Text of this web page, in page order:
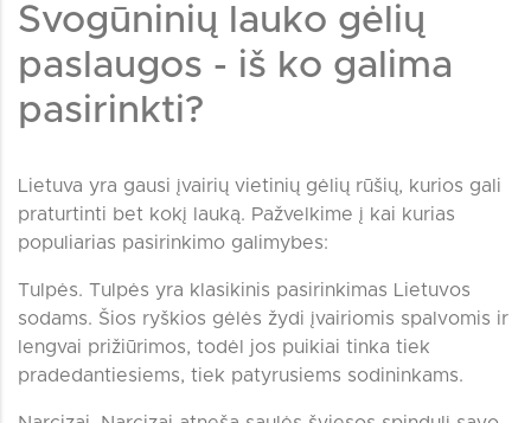
Svogūninių lauko gėlių
paslaugos - iš ko galima
pasirinkti?
Lietuva yra gausi įvairių vietinių gėlių rūšių, kurios gali
praturtinti bet kokį lauką. Pažvelkime į kai kurias
populiarias pasirinkimo galimybes:
Tulpės. Tulpės yra klasikinis pasirinkimas Lietuvos
sodams. Šios ryškios gėlės žydi įvairiomis spalvomis ir
lengvai prižiūrimos, todėl jos puikiai tinka tiek
pradedantiesiems, tiek patyrusiems sodininkams.